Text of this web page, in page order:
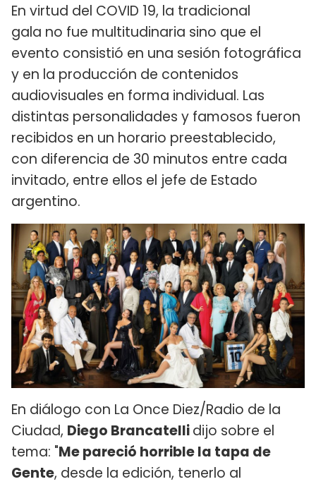
En virtud del COVID 19, la tradicional
gala no fue multitudinaria sino que el
evento consistió en una sesión fotográfica
y en la producción de contenidos
audiovisuales en forma individual. Las
distintas personalidades y famosos fueron
recibidos en un horario preestablecido,
con diferencia de 30 minutos entre cada
invitado, entre ellos el jefe de Estado
argentino.
En diálogo con La Once Diez/Radio de la
Ciudad, Diego Brancatellidijo sobre el
tema: "Me pareció horrible la tapa de
Gente, desde la edición, tenerlo al